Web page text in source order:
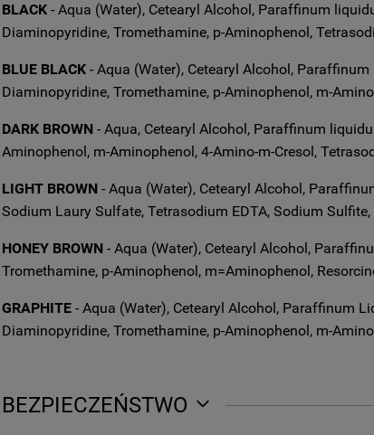
BLACK - Aqua (Water), Cetearyl Alcohol, Paraffinum
Diaminopyridine, Tromethamine, p-Aminophenol,
BLUE BLACK - Aqua (Water), Cetearyl Alcohol,
Diaminopyridine, Tromethamine, p-Aminophenol, m-
DARK BROWN - Aqua, Cetearyl Alcohol, Paraffinum
Aminophenol, m-Aminophenol, 4-Amino-m-Cresol,
LIGHT BROWN - Aqua (Water), Cetearyl Alcohol,
Sodium Laury Sulfate, Tetrasodium EDTA, Sodium
HONEY BROWN - Aqua (Water), Cetearyl Alcohol,
Tromethamine, p-Aminophenol, m=Aminophenol,
GRAPHITE - Aqua (Water), Cetearyl Alcohol, Paraffinum
Diaminopyridine, Tromethamine, p-Aminophenol, m-
BEZPIECZEŃSTWO